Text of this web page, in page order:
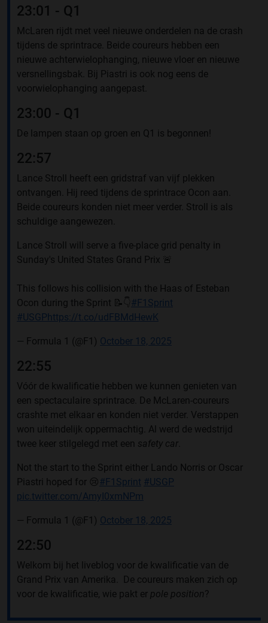
23:01 - Q1
McLaren rijdt met veel nieuwe onderdelen na de crash
tijdens de sprintrace. Beide coureurs hebben een
nieuwe achterwielophanging, nieuwe vloer en nieuwe
versnellingsbak. Bij Piastri is ook nog eens de
voorwielophanging aangepast.
23:00 - Q1
De lampen staan op groen en Q1 is begonnen!
22:57
Lance Stroll heeft een gridstraf van vijf plekken
ontvangen. Hij reed tijdens de sprintrace Ocon aan.
Beide coureurs konden niet meer verder. Stroll is als
schuldige aangewezen.
Lance Stroll will serve a five-place grid penalty in
Sunday's United States Grand Prix 🚨
This follows his collision with the Haas of Esteban
Ocon during the Sprint 📝👇 #F1Sprint
#USGPhttps://t.co/udFBMdHewK
— Formula 1 (@F1) October 18, 2025
22:55
Vóór de kwalificatie hebben we kunnen genieten van
een spectaculaire sprintrace. De McLaren-coureurs
crashte met elkaar en konden niet verder. Verstappen
won uiteindelijk oppermachtig. Al werd de wedstrijd
twee keer stilgelegd met een safety car
Not the start to the Sprint either Lando Norris or Oscar
Piastri hoped for 😢#F1Sprint #USGP
pic.twitter.com/AmyI0xmNPm
— Formula 1 (@F1) October 18, 2025
22:50
Welkom bij het liveblog voor de kwalificatie van de
Grand Prix van Amerika. De coureurs maken zich op
voor de kwalificatie, wie pakt er pole position?